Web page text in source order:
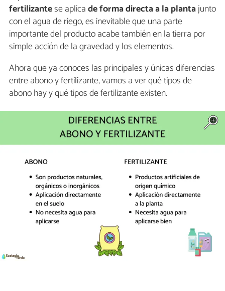
fertilizantese aplicade forma directa a la plantajunto
con el agua de riego, es inevitable que una parte
importante del producto acabe también en la tierra por
simple acción de la gravedad y los elementos.
Ahora que ya conoces las principales y únicas diferencias
entre abono y fertilizante, vamos a ver qué tipos de
abono hay y qué tipos de fertilizante existen.